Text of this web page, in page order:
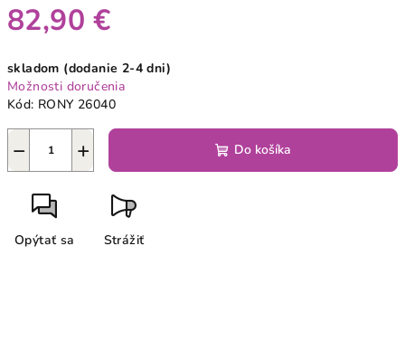
82,90 €
cena:
skladom (dodanie 2-4 dni)
Možnosti doručenia
Kód: RONY 26040
+
− Do košíka
Opýtať sa Strážiť